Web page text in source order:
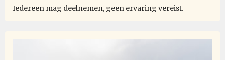
Iedereen mag deelnemen, geen ervaring vereist.